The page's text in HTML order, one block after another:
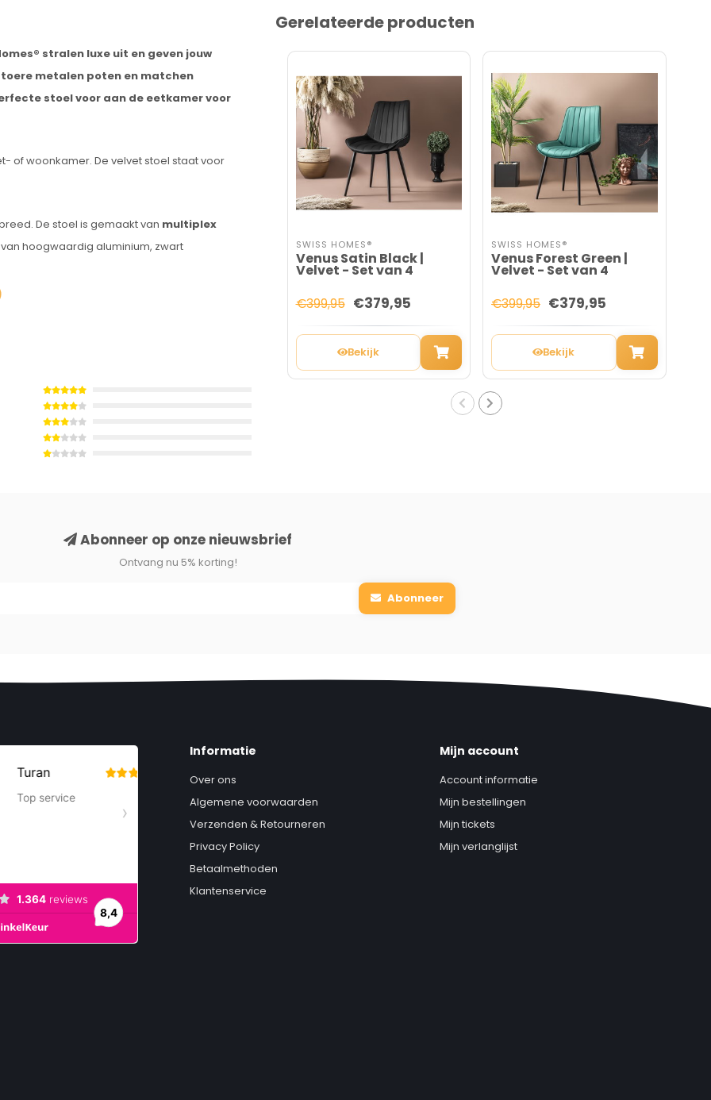
stralen luxe uit en geven jouw
metalen poten en matchen
stoel voor aan de eetkamer voor
of woonkamer. De velvet stoel staat voor
De stoel is gemaakt van multiplex
hoogwaardig aluminium, zwart
Gray | Velvet
Gerelateerde producten
SWISS HOMES®
Venus Satin Black |
Velvet - Set van 4
€399,95 €379,95
Bekijk
SWISS HOMES®
Venus Forest Green |
Velvet - Set van 4
€399,95 €379,95
Bekijk
Abonneer op onze nieuwsbrief
Ontvang nu 5% korting!
Abonneer
Informatie
Over ons
Algemene voorwaarden
Verzenden & Retourneren
Privacy Policy
Betaalmethoden
Klantenservice
Mijn account
Account informatie
Mijn bestellingen
Mijn tickets
Mijn verlanglijst